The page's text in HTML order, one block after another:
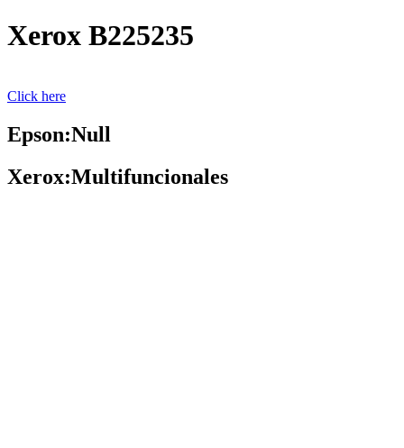
Xerox B225235
Click here
Epson:Null
Xerox:Multifuncionales